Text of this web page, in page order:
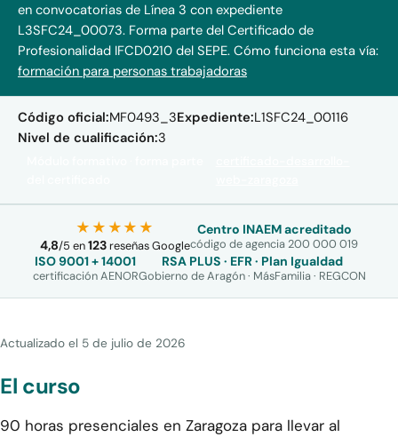
en convocatorias de Línea 3 con expediente
L3SFC24_00073. Forma parte del Certificado de
Profesionalidad IFCD0210 del SEPE. Cómo funciona esta vía:
formación para personas trabajadoras
Código oficial:MF0493_3Expediente:L1SFC24_00116
Nivel de cualificación:3
★★★★★
4,8/5 en123reseñas Google
Centro INAEM acreditado
código de agencia 200 000 019
ISO 9001 + 14001
certificación AENOR
RSA PLUS · EFR · Plan Igualdad
Gobierno de Aragón · MásFamilia · REGCON
Actualizado el 5 de julio de 2026
El curso
90 horas presenciales en Zaragoza para llevar al